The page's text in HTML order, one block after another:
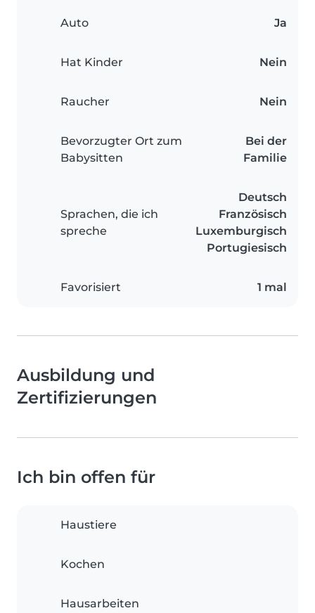
Auto Ja
Hat Kinder Nein
Raucher Nein
Bevorzugter Ort zum
Babysitten
Bei der
Familie
Sprachen, die ich
spreche
Deutsch
Französisch
Luxemburgisch
Portugiesisch
Favorisiert 1 mal
Ausbildung und
Zertifizierungen
Ich bin offen für
Haustiere
Kochen
Hausarbeiten